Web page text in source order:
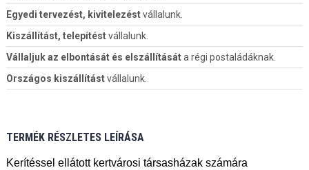
Egyedi tervezést, kivitelezéstvállalunk.
Kiszállítást, telepítéstvállalunk.
Vállaljuk az elbontását és elszállításáta régi postaládáknak.
Országos kiszállítástvállalunk.
TERMÉK RÉSZLETES LEÍRÁSA
Kerítéssel ellátott kertvárosi társasházak számára